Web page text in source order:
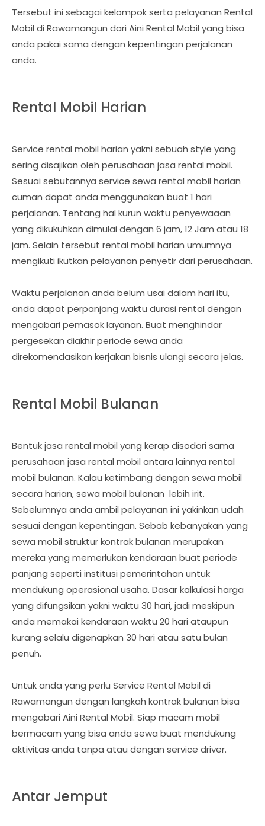
Tersebut ini sebagai kelompok serta pelayanan Rental
Mobil di Rawamangun dari Aini Rental Mobil yang bisa
anda pakai sama dengan kepentingan perjalanan
anda.
Rental Mobil Harian
Service rental mobil harian yakni sebuah style yang
sering disajikan oleh perusahaan jasa rental mobil.
Sesuai sebutannya service sewa rental mobil harian
cuman dapat anda menggunakan buat 1 hari
perjalanan. Tentang hal kurun waktu penyewaaan
yang dikukuhkan dimulai dengan 6 jam, 12 Jam atau 18
jam. Selain tersebut rental mobil harian umumnya
mengikuti ikutkan pelayanan penyetir dari perusahaan.
Waktu perjalanan anda belum usai dalam hari itu,
anda dapat perpanjang waktu durasi rental dengan
mengabari pemasok layanan. Buat menghindar
pergesekan diakhir periode sewa anda
direkomendasikan kerjakan bisnis ulangi secara jelas.
Rental Mobil Bulanan
Bentuk jasa rental mobil yang kerap disodori sama
perusahaan jasa rental mobil antara lainnya rental
mobil bulanan. Kalau ketimbang dengan sewa mobil
secara harian, sewa mobil bulanan lebih irit.
Sebelumnya anda ambil pelayanan ini yakinkan udah
sesuai dengan kepentingan. Sebab kebanyakan yang
sewa mobil struktur kontrak bulanan merupakan
mereka yang memerlukan kendaraan buat periode
panjang seperti institusi pemerintahan untuk
mendukung operasional usaha. Dasar kalkulasi harga
yang difungsikan yakni waktu 30 hari, jadi meskipun
anda memakai kendaraan waktu 20 hari ataupun
kurang selalu digenapkan 30 hari atau satu bulan
penuh.
Untuk anda yang perlu Service Rental Mobil di
Rawamangun dengan langkah kontrak bulanan bisa
mengabari Aini Rental Mobil. Siap macam mobil
bermacam yang bisa anda sewa buat mendukung
aktivitas anda tanpa atau dengan service driver.
Antar Jemput